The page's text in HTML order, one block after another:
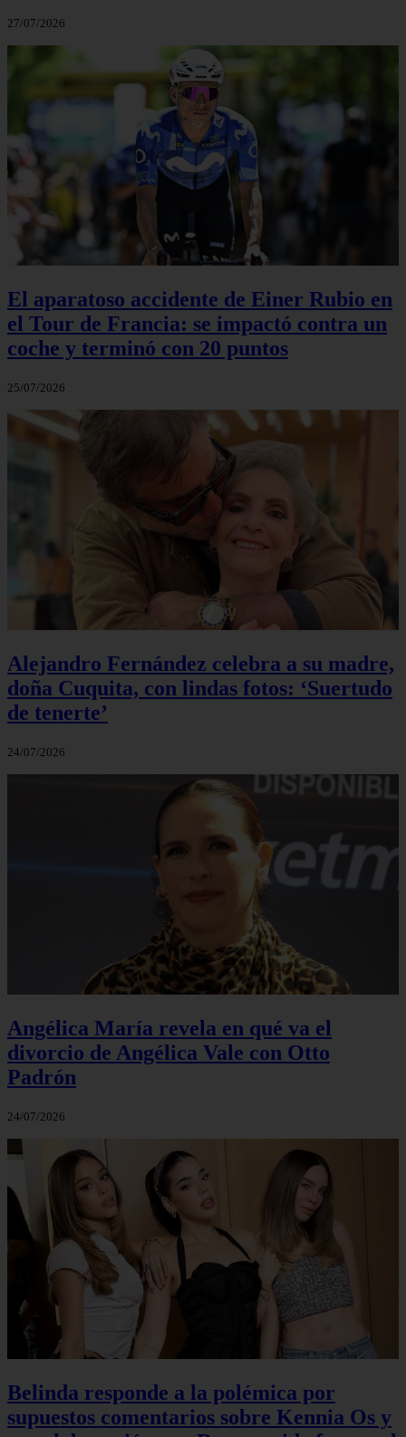
27/07/2026
El aparatoso accidente de Einer Rubio en
el Tour de Francia: se impactó contra un
coche y terminó con 20 puntos
25/07/2026
Alejandro Fernández celebra a su madre,
doña Cuquita, con lindas fotos: ‘Suertudo
de tenerte’
24/07/2026
Angélica María revela en qué va el
divorcio de Angélica Vale con Otto
Padrón
24/07/2026
Belinda responde a la polémica por
supuestos comentarios sobre Kennia Os y